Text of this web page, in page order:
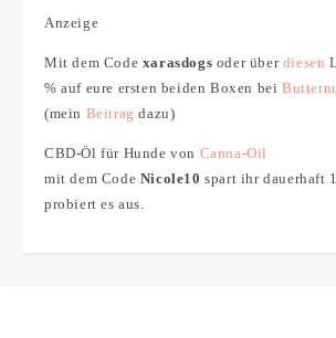
Anzeige
Mit dem Code xarasdogs oder über diesen
% auf eure ersten beiden Boxen bei
(mein Beitrag dazu)
CBD-Öl für Hunde von Canna-Oil
mit dem Code Nicole10 spart ihr dauerhaft
probiert es aus.